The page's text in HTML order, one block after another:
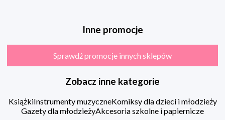
Inne promocje
Sprawdź promocje innych sklepów
Zobacz inne kategorie
KsiążkiInstrumenty muzyczneKomiksy dla dzieci i młodzieży
Gazety dla młodzieżyAkcesoria szkolne i papiernicze